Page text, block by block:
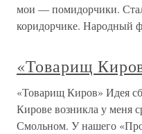
мои — помидорчики.
коридорчике. Народный
«Товарищ
«Товарищ Киров» Идея
Кирове возникла у меня
Смольном. У нашего